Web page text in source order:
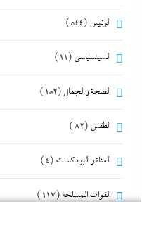
الرئيس (544)
السينسياسي (11)
الصحة و الجمال (152)
الطقس (82)
القناة و البودكاست (4)
القوات المسلحة(117)